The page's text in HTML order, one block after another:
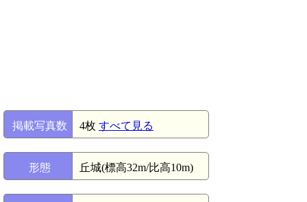
掲載写真数 4枚 すべて見る
形態 丘城(標高32m/比高10m)